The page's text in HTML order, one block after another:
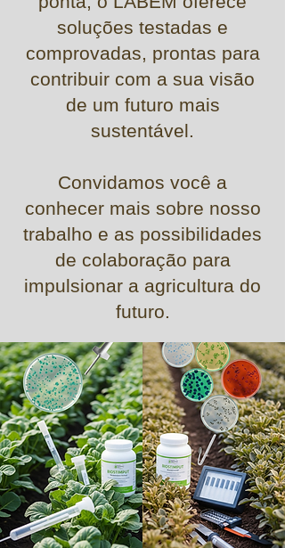
soluções testadas e
comprovadas, prontas para
contribuir com a sua visão
de um futuro mais
sustentável.
Convidamos você a
conhecer mais sobre nosso
trabalho e as possibilidades
de colaboração para
impulsionar a agricultura do
futuro.